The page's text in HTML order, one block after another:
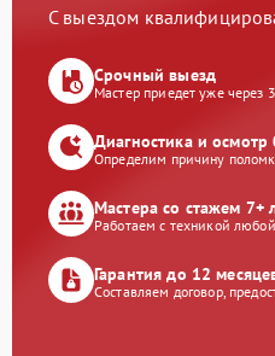
С выездом
Срочный выезд
Мастер приедет уже через
Диагностика и осмотр
Определим причину
Мастера со стажем 7+
Работаем с техникой
Гарантия до 12
Составляем договор,